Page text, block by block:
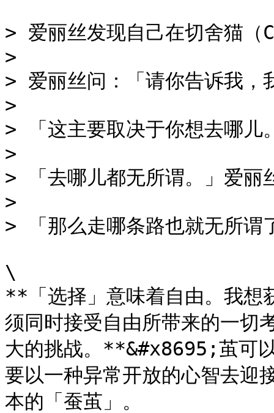
> 爱丽丝发现自己在切舍猫
>
> 爱丽丝问：「请你告诉我，
>
> 「这主要取决于你想去哪儿
>
> 「去哪儿都无所谓。」爱丽
>
> 「那么走哪条路也就无所谓
\
**「选择」意味着自由。我想
须同时接受自由所带来的一切
大的挑战。**&#x8695;茧可
要以一种异常开放的心智去迎
本的「蚕茧」。